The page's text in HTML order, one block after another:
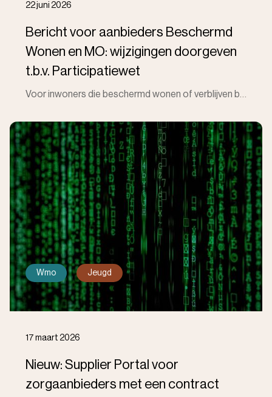
22 juni 2026
Bericht voor aanbieders Beschermd
Wonen en MO: wijzigingen doorgeven
t.b.v. Participatiewet
17 maart 2026
Nieuw: Supplier Portal voor
zorgaanbieders met een contract
Wmo Jeugd